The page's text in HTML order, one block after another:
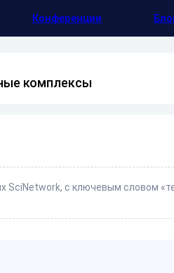
Конференции
комплексы
SciNetwork, с ключевым словом